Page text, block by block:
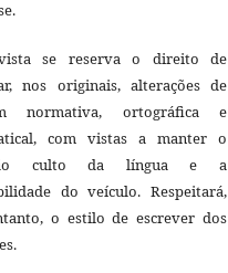
se reserva o direito de
nos originais, alterações de
normativa, ortográfica e
com vistas a manter o
culto da língua e a
do veículo. Respeitará,
o estilo de escrever dos